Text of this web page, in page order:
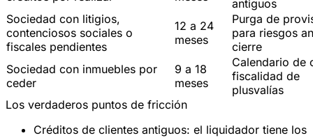
antiguos
Sociedad con litigios,
contenciosos sociales o
fiscales pendientes
12 a 24
meses
Purga de
para riesgos
cierre
Sociedad con inmuebles por
ceder
9 a 18
meses
Calendario de
fiscalidad de
plusvalías
Los verdaderos puntos de fricción
Créditos de clientes antiguos: el liquidador tiene los